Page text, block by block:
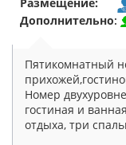
Дополнительно:
Пятикомнатный
Номер
гостиная и
отдыха, три